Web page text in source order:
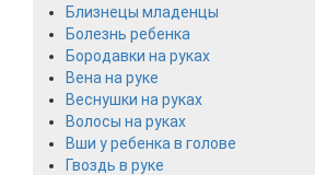
Близнецы младенцы
Болезнь ребенка
Бородавки на руках
Вена на руке
Веснушки на руках
Волосы на руках
Вши у ребенка в голове
Гвоздь в руке